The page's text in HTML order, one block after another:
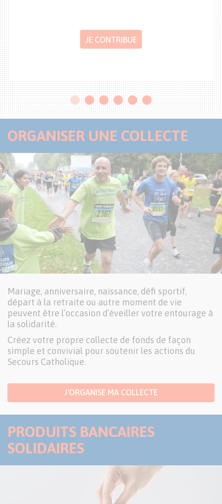
JE CONTRIBUE
ORGANISER UNE COLLECTE
Mariage, anniversaire, naissance, défi sportif,
départ à la retraite ou autre moment de vie
peuvent être l’occasion d’éveiller votre entourage à
la solidarité.
Créez votre propre collecte de fonds de façon
simple et convivial pour soutenir les actions du
Secours Catholique.
J'ORGANISE MA COLLECTE
PRODUITS BANCAIRES
SOLIDAIRES